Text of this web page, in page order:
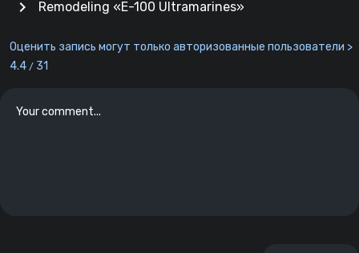
Remodeling «E-100 Ultramarines»
chevron_right
Оценить запись могут только авторизованные пользователи >
4.4 / 31